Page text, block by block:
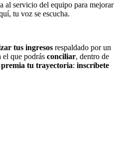
al servicio del equipo para mejorar
tu voz se escucha.
tus ingresos respaldado por un
el que podrás conciliar, dentro de
premia tu trayectoria: inscríbete